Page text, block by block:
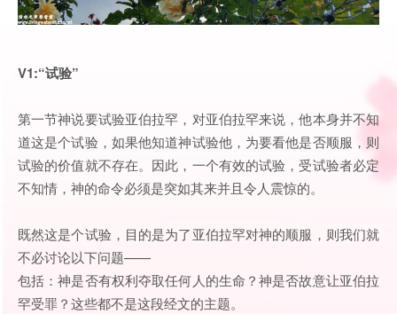
V1:“试验”
第一节神说要试验亚伯拉罕，对亚伯拉罕来说，他本身并不知
道这是个试验，如果他知道神试验他，为要看他是否顺服，则
试验的价值就不存在。因此，一个有效的试验，受试验者必定
不知情，神的命令必须是突如其来并且令人震惊的。
既然这是个试验，目的是为了亚伯拉罕对神的顺服，则我们就
不必讨论以下问题——
包括：神是否有权利夺取任何人的生命？神是否故意让亚伯拉
罕受罪？这些都不是这段经文的主题。